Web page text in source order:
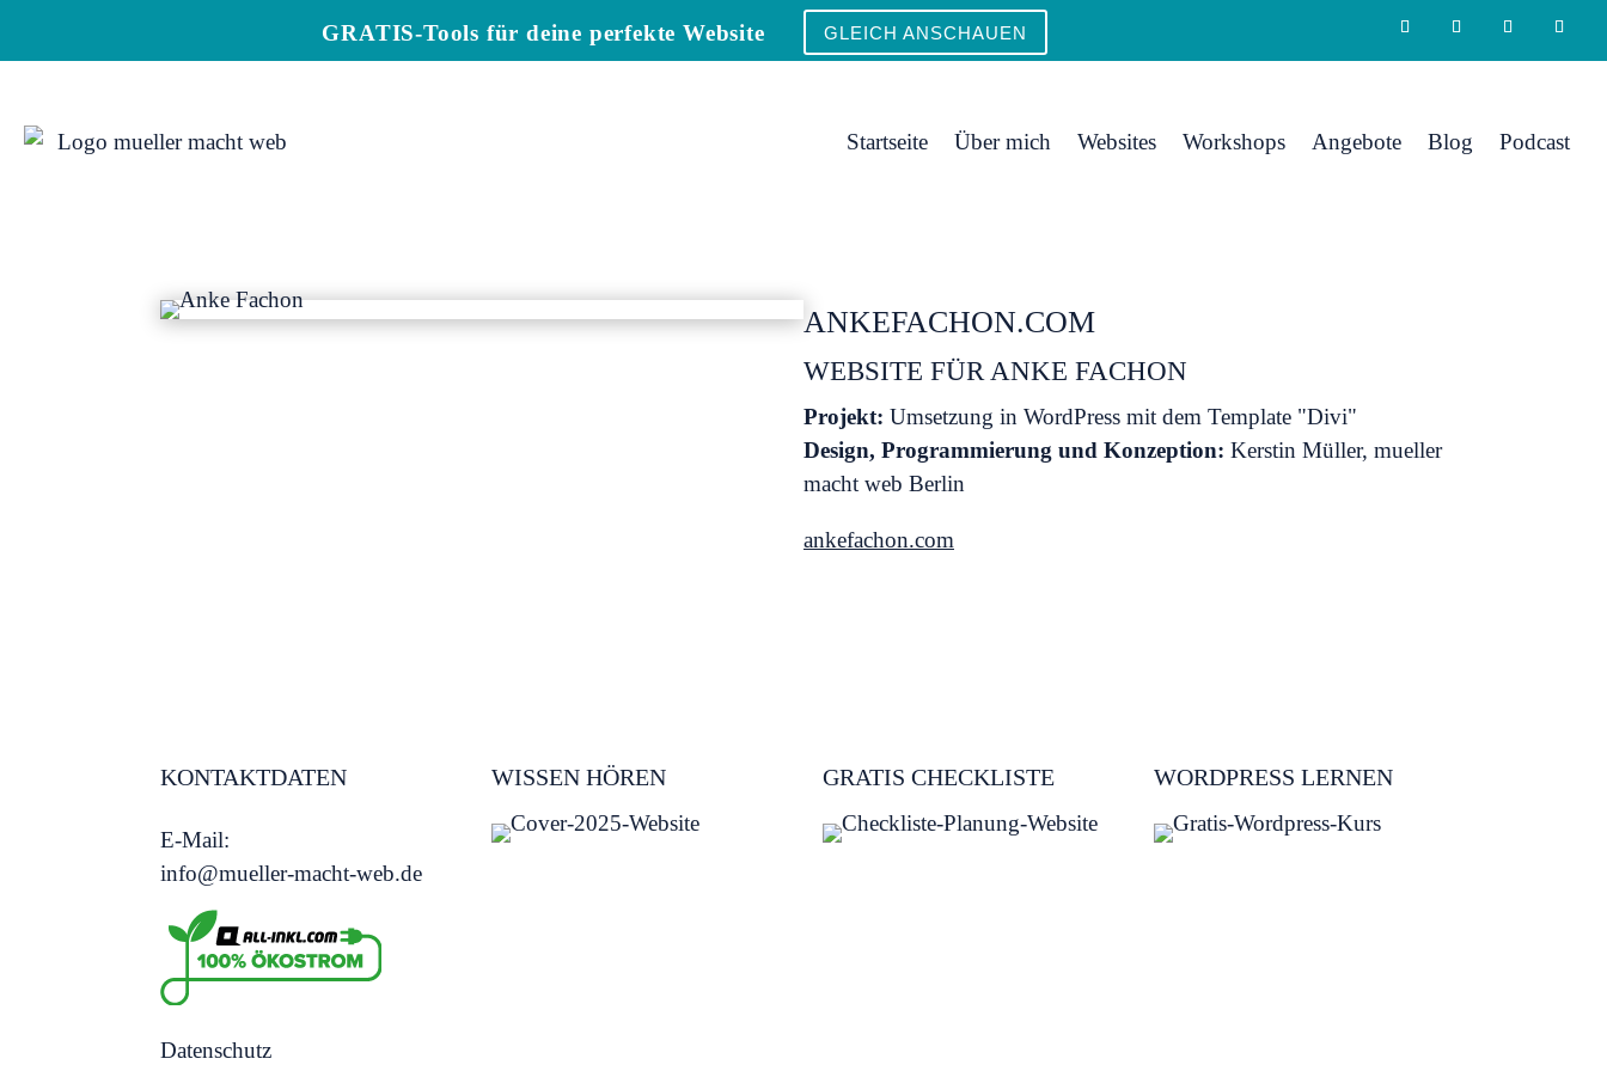
GRATIS-Tools für deine perfekte Website GLEICH ANSCHAUEN
Startseite Über mich Websites Workshops Angebote Blog Podcast
ANKEFACHON.COM
WEBSITE FÜR ANKE FACHON
Projekt: Umsetzung in WordPress mit dem Template "Divi"
Design, Programmierung und Konzeption: Kerstin Müller, mueller
macht web Berlin
ankefachon.com
KONTAKTDATEN
E-Mail:
info@mueller-macht-web.de
Datenschutz
WISSEN HÖREN GRATIS CHECKLISTE WORDPRESS LERNEN